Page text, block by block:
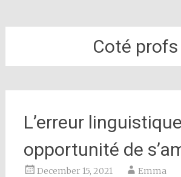
Coté profs
L’erreur
opportunité de
December 15, 2021 Emma